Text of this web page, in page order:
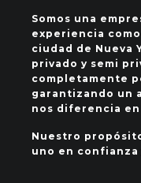
Somos una
experiencia
ciudad de Nueva
privado y semi
completamente
garantizando un
nos diferencia
Nuestro
uno en confianza